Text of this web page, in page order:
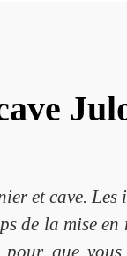
et cave.
la mise en
que